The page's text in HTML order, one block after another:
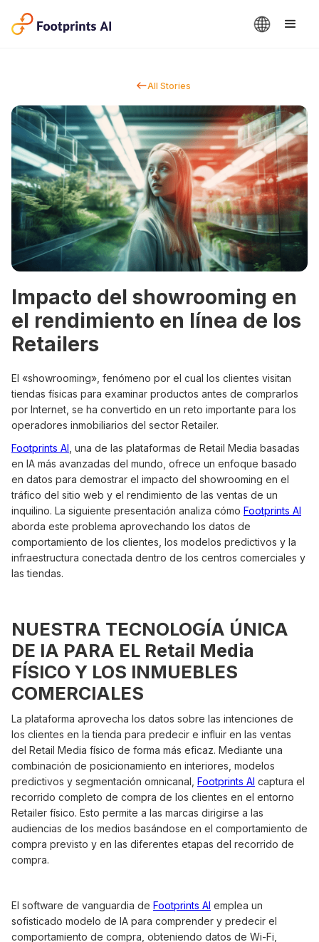
All Stories
Impacto del showrooming en
el rendimiento en línea de los
Retailers
El «showrooming», fenómeno por el cual los clientes visitan
tiendas físicas para examinar productos antes de comprarlos
por Internet, se ha convertido en un reto importante para los
operadores inmobiliarios del sector Retailer.
Footprints AI , una de las plataformas de Retail Media basadas
en IA más avanzadas del mundo, ofrece un enfoque basado
en datos para demostrar el impacto del showrooming en el
tráfico del sitio web y el rendimiento de las ventas de un
inquilino. La siguiente presentación analiza cómo Footprints AI
aborda este problema aprovechando los datos de
comportamiento de los clientes, los modelos predictivos y la
infraestructura conectada dentro de los centros comerciales y
las tiendas.
NUESTRA TECNOLOGÍA ÚNICA
DE IA PARA EL Retail Media
FÍSICO Y LOS INMUEBLES
COMERCIALES
La plataforma aprovecha los datos sobre las intenciones de
los clientes en la tienda para predecir e influir en las ventas
del Retail Media físico de forma más eficaz. Mediante una
combinación de posicionamiento en interiores, modelos
predictivos y segmentación omnicanal, Footprints AI captura el
recorrido completo de compra de los clientes en el entorno
Retailer físico. Esto permite a las marcas dirigirse a las
audiencias de los medios basándose en el comportamiento de
compra previsto y en las diferentes etapas del recorrido de
compra.
El software de vanguardia de Footprints AI emplea un
sofisticado modelo de IA para comprender y predecir el
comportamiento de compra, obteniendo datos de Wi-Fi,